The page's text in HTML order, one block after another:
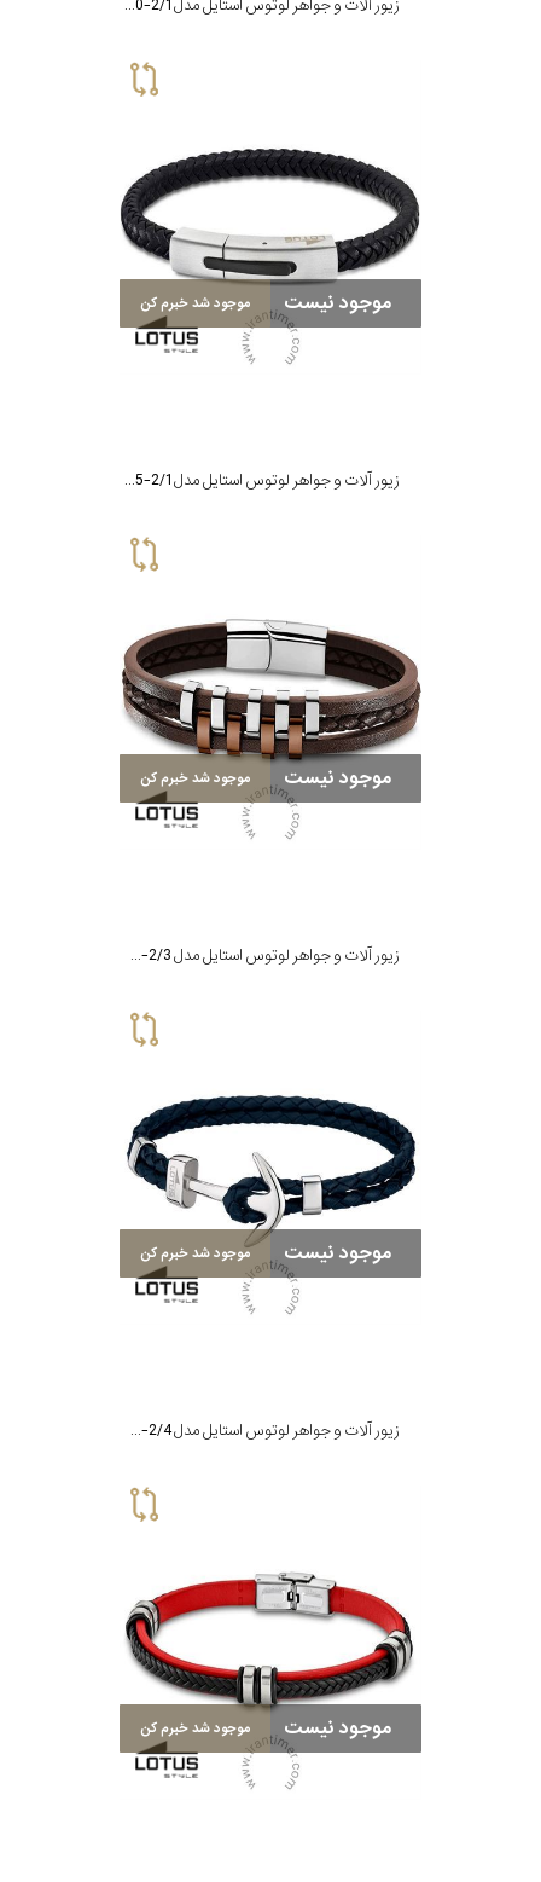
زیور آلات و جواهر لوتوس استایل مدل LS2060-2/1
موجود نیست موجود شد خبرم کن
زیور آلات و جواهر لوتوس استایل مدل LS2055-2/1
موجود نیست موجود شد خبرم کن
زیور آلات و جواهر لوتوس استایل مدل LS1838-2/3
موجود نیست موجود شد خبرم کن
زیور آلات و جواهر لوتوس استایل مدل LS1832-2/4
موجود نیست موجود شد خبرم کن